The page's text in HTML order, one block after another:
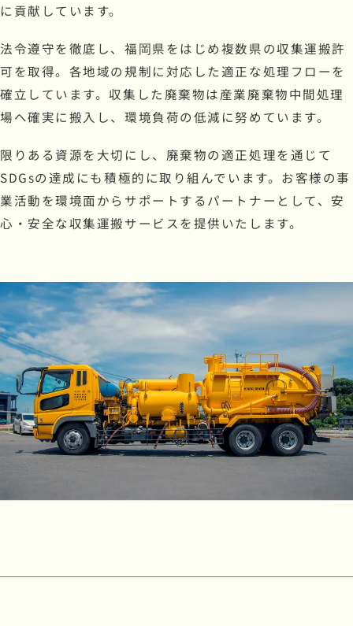
に貢献しています。
法令遵守を徹底し、福岡県をはじめ複数県の収集運搬許
可を取得。各地域の規制に対応した適正な処理フローを
確立しています。収集した廃棄物は産業廃棄物中間処理
場へ確実に搬入し、環境負荷の低減に努めています。
限りある資源を大切にし、廃棄物の適正処理を通じて
SDGsの達成にも積極的に取り組んでいます。お客様の事
業活動を環境面からサポートするパートナーとして、安
心・安全な収集運搬サービスを提供いたします。